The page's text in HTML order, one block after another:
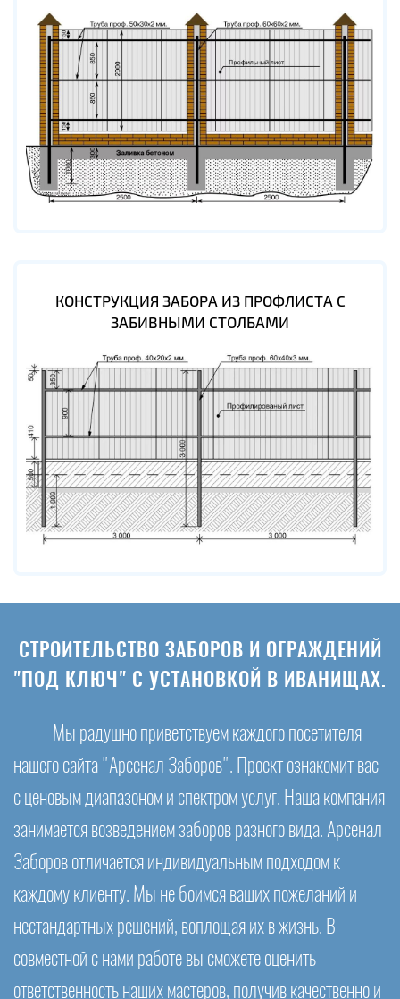
КОНСТРУКЦИЯ ЗАБОРА ИЗ ПРОФЛИСТА С
ЗАБИВНЫМИ СТОЛБАМИ
СТРОИТЕЛЬСТВО ЗАБОРОВ И ОГРАЖДЕНИЙ
"ПОД КЛЮЧ" С УСТАНОВКОЙ В ИВАНИЩАХ.
Мы радушно приветствуем каждого посетителя
нашего сайта "Арсенал Заборов". Проект ознакомит вас
с ценовым диапазоном и спектром услуг. Наша компания
занимается возведением заборов разного вида. Арсенал
Заборов отличается индивидуальным подходом к
каждому клиенту. Мы не боимся ваших пожеланий и
нестандартных решений, воплощая их в жизнь. В
совместной с нами работе вы сможете оценить
ответственность наших мастеров, получив качественно и